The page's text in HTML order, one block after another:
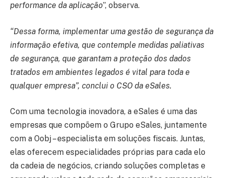
performance da aplicação”, observa.
“Dessa forma, implementar uma gestão de segurança da
informação efetiva, que contemple medidas paliativas
de segurança, que garantam a proteção dos dados
tratados em ambientes legados é vital para toda e
qualquer empresa”, conclui o CSO da eSales.
Com uma tecnologia inovadora, a eSales é uma das
empresas que compõem o Grupo eSales, juntamente
com a Oobj – especialista em soluções fiscais. Juntas,
elas oferecem especialidades próprias para cada elo
da cadeia de negócios, criando soluções completas e